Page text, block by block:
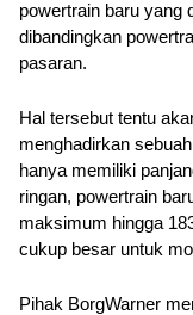
powertrain baru yang
dibandingkan
pasaran.
Hal tersebut tentu
menghadirkan
hanya memiliki
ringan, powertrain
maksimum hingga
cukup besar untuk
Pihak BorgWarner